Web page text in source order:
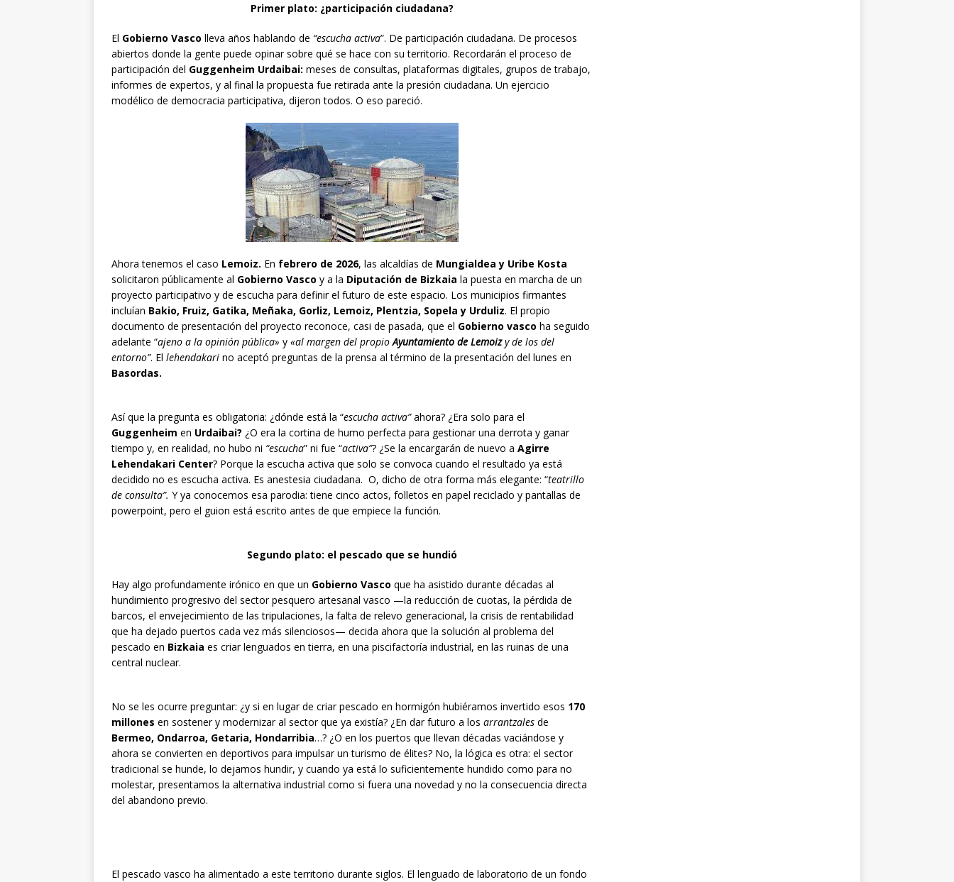
Primer plato: ¿participación ciudadana?
El Gobierno Vasco lleva años hablando de “escucha activa”. De participación ciudadana. De procesos
abiertos donde la gente puede opinar sobre qué se hace con su territorio. Recordarán el proceso de
participación del Guggenheim Urdaibai: meses de consultas, plataformas digitales, grupos de trabajo,
informes de expertos, y al final la propuesta fue retirada ante la presión ciudadana. Un ejercicio
modélico de democracia participativa, dijeron todos. O eso pareció.
Ahora tenemos el caso Lemoiz. En febrero de 2026, las alcaldías de Mungialdea y Uribe Kosta
solicitaron públicamente al Gobierno Vasco y a la Diputación de Bizkaia la puesta en marcha de un
proyecto participativo y de escucha para definir el futuro de este espacio. Los municipios firmantes
incluían Bakio, Fruiz, Gatika, Meñaka, Gorliz, Lemoiz, Plentzia, Sopela y Urduliz. El propio
documento de presentación del proyecto reconoce, casi de pasada, que el Gobierno vasco ha seguido
adelante “ajeno a la opinión pública» y «al margen del propioAyuntamiento de Lemoizy de los del
entorno”. El lehendakari no aceptó preguntas de la prensa al término de la presentación del lunes en
Basordas.
Así que la pregunta es obligatoria: ¿dónde está la “escucha activa”ahora? ¿Era solo para el
Guggenheim en Urdaibai? ¿O era la cortina de humo perfecta para gestionar una derrota y ganar
tiempo y, en realidad, no hubo ni “escucha” ni fue “activa”? ¿Se la encargarán de nuevo a Agirre
Lehendakari Center? Porque la escucha activa que solo se convoca cuando el resultado ya está
decidido no es escucha activa. Es anestesia ciudadana. O, dicho de otra forma más elegante: “teatrillo
de consulta”. Y ya conocemos esa parodia: tiene cinco actos, folletos en papel reciclado y pantallas de
powerpoint, pero el guion está escrito antes de que empiece la función.
Segundo plato: el pescado que se hundió
Hay algo profundamente irónico en que un Gobierno Vasco que ha asistido durante décadas al
hundimiento progresivo del sector pesquero artesanal vasco —la reducción de cuotas, la pérdida de
barcos, el envejecimiento de las tripulaciones, la falta de relevo generacional, la crisis de rentabilidad
que ha dejado puertos cada vez más silenciosos— decida ahora que la solución al problema del
pescado en Bizkaia es criar lenguados en tierra, en una piscifactoría industrial, en las ruinas de una
central nuclear.
No se les ocurre preguntar: ¿y si en lugar de criar pescado en hormigón hubiéramos invertido esos 170
millones en sostener y modernizar al sector que ya existía? ¿En dar futuro a los arrantzales de
Bermeo, Ondarroa, Getaria, Hondarribia…? ¿O en los puertos que llevan décadas vaciándose y
ahora se convierten en deportivos para impulsar un turismo de élites? No, la lógica es otra: el sector
tradicional se hunde, lo dejamos hundir, y cuando ya está lo suficientemente hundido como para no
molestar, presentamos la alternativa industrial como si fuera una novedad y no la consecuencia directa
del abandono previo.
El pescado vasco ha alimentado a este territorio durante siglos. El lenguado de laboratorio de un fondo